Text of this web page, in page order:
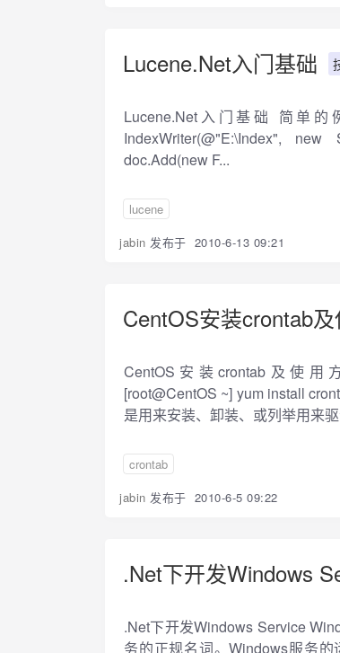
Lucene.Net入门基础
Lucene.Net入门基础 简单的
IndexWriter(@"E:\Index",
doc.Add(new F...
lucene
jabin 发布于 2010-6-13 09:21
CentOS安装crontab
CentOS安装crontab及使用
[root@CentOS ~] yum install
是用来安装、卸装、或列举用来
crontab
jabin 发布于 2010-6-5 09:22
.Net下开发Windows
.Net下开发Windows Service
务的正规名词。Windows服务